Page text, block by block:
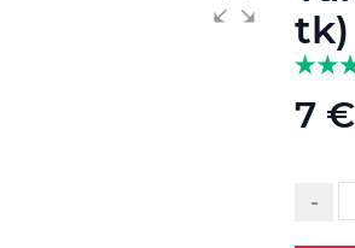
tk)
7 €
-